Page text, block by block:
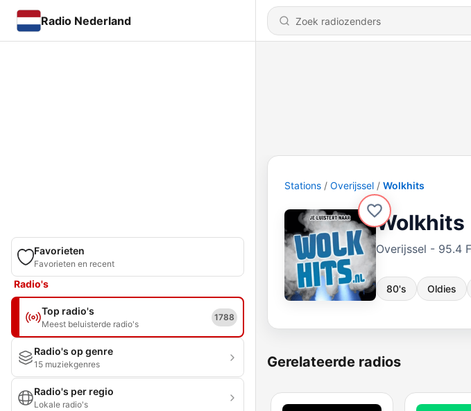
Radio Nederland
Favorieten
Favorieten en recent
Radio's
Top radio's
Meest beluisterde radio's
1788
Radio's op genre
15 muziekgenres
Radio's per regio
Lokale radio's
Stations Overijssel Wolkhits
Wolkhits
Overijssel - 95.4
80's Oldies
Gerelateerde radios